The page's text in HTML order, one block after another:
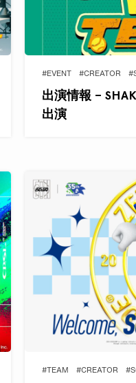
#EVENT #CREATOR
出演情報 –
出演
#TEAM #CREATOR